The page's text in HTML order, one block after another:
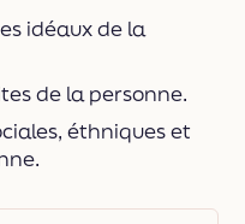
idéaux de la
de la personne.
éthniques et